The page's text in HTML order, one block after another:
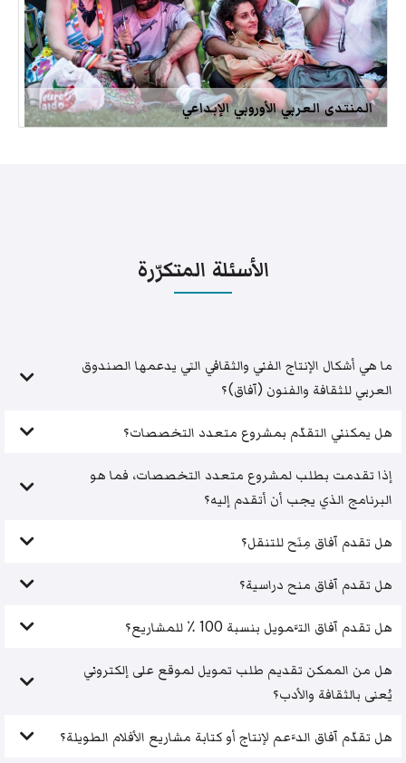
المنتدى العربي الأوروبي الإبداعي
الأسئلة المتكرّرة
ما هي أشكال الإنتاج الفني والثقافي التي يدعمها الصندوق
العربي للثقافة والفنون (آفاق)؟
هل يمكنني التقدّم بمشروع متعدد التخصصات؟
إذا تقدمت بطلب لمشروع متعدد التخصصات، فما هو
البرنامج الذي يجب أن أتقدم إليه؟
هل تقدم آفاق مِنَح للتنقل؟
هل تقدم آفاق منح دراسية؟
هل تقدم آفاق التَّمويل بنسبة 100 ٪ للمشاريع؟
هل من الممكن تقديم طلب تمويل لموقع على إلكتروني
يُعنى بالثقافة والأدب؟
هل تقدّم آفاق الدَّعم لإنتاج أو كتابة مشاريع الأفلام الطويلة؟